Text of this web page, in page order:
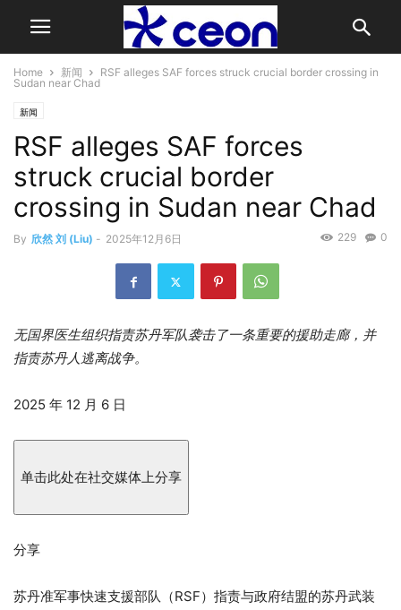
Home 新闻
RSF alleges SAF forces struck crucial border crossing in
Sudan near Chad
新闻
RSF alleges SAF forces
struck crucial border
crossing in Sudan near Chad
By 欣然 刘 (Liu) - 2025年12月6日 0
229
无国界医生组织指责苏丹军队袭击了一条重要的援助走廊，并
指责苏丹人逃离战争。
发
2025
12
月
日
2025 年 12 月 6 日
单击此处在社交媒体上分享
分享
苏丹准军事快速支援部队（RSF）指责与政府结盟的苏丹武装